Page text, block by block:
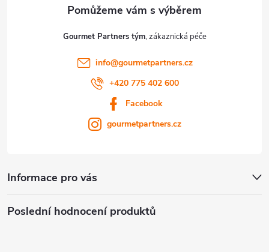
Informace pro vás
Gourmet Partners tým
info@gourmetpartners.cz
+420 775 402 600
Facebook
gourmetpartners.cz
Poslední hodnocení produktů